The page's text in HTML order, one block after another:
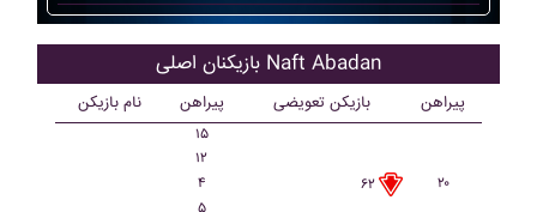
بازیکنان اصلی Naft Abadan
نام بازیکن پیراهن بازیکن تعویضی پیراهن
۱۵
۱۲
۴
۶۲
۲۰